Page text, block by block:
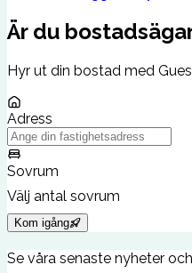
Är du
Hyr ut din bostad med
Adress
Sovrum
Välj antal sovrum
Kom igång
Se våra senaste nyheter